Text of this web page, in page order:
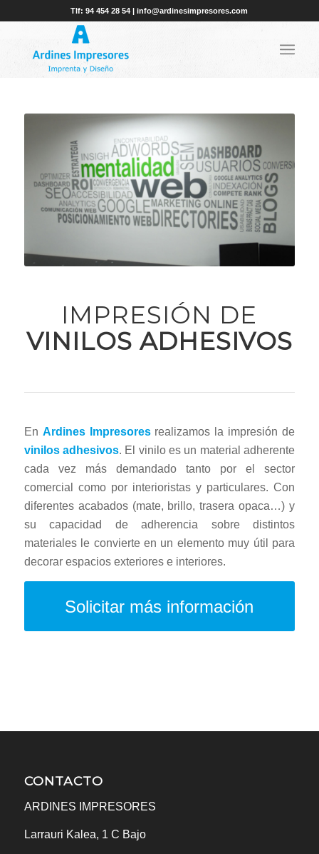
Tlf: 94 454 28 54 | info@ardinesimpresores.com
IMPRESIÓN DE
VINILOS ADHESIVOS
En Ardines Impresoresrealizamos la impresión de
vinilos adhesivos. El vinilo es un material adherente
cada vez más demandado tanto por el sector
comercial como por interioristas y particulares. Con
diferentes acabados (mate, brillo, trasera opaca…) y
su capacidad de adherencia sobre distintos
materiales le convierte en un elemento muy útil para
decorar espacios exteriores e interiores.
Solicitar más información
CONTACTO
ARDINES IMPRESORES
Larrauri Kalea, 1 C Bajo